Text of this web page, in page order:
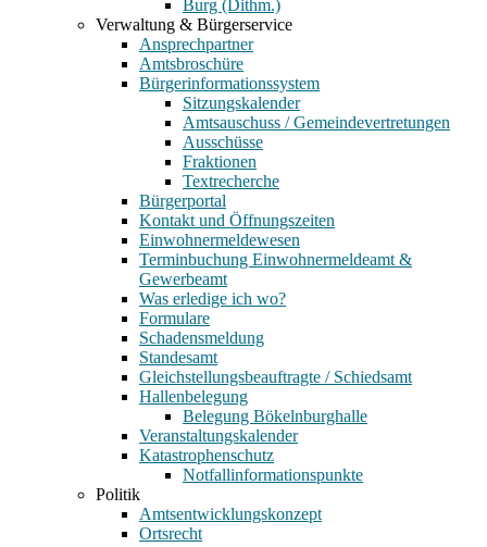
Burg (Dithm.)
Verwaltung & Bürgerservice
Ansprechpartner
Amtsbroschüre
Bürgerinformationssystem
Sitzungskalender
Amtsauschuss / Gemeindevertretungen
Ausschüsse
Fraktionen
Textrecherche
Bürgerportal
Kontakt und Öffnungszeiten
Einwohnermeldewesen
Terminbuchung Einwohnermeldeamt &
Gewerbeamt
Was erledige ich wo?
Formulare
Schadensmeldung
Standesamt
Gleichstellungsbeauftragte / Schiedsamt
Hallenbelegung
Belegung Bökelnburghalle
Veranstaltungskalender
Katastrophenschutz
Notfallinformationspunkte
Politik
Amtsentwicklungskonzept
Ortsrecht